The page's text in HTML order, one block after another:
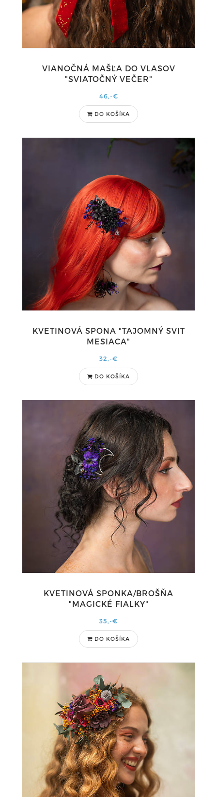
VIANOČNÁ MAŠĽA DO VLASOV
"SVIATOČNÝ VEČER"
46,-€
DO KOŠÍKA
KVETINOVÁ SPONA "TAJOMNÝ SVIT
MESIACA"
32,-€
DO KOŠÍKA
KVETINOVÁ SPONKA/BROŠŇA
"MAGICKÉ FIALKY"
35,-€
DO KOŠÍKA